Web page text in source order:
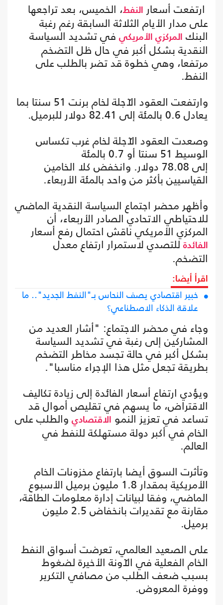
ارتفعت أسعار النفط، الخميس، بعد تراجعها
على مدار الأيام الثلاثة السابقة رغم رغبة
البنك المركزي الأمريكي في تشديد السياسة
النقدية بشكل أكبر في حال ظل التضخم
مرتفعا، وهي خطوة قد تضر بالطلب على
النفط.
وارتفعت العقود الآجلة لخام برنت 51 سنتا بما
يعادل 0.6 بالمئة إلى 82.41 دولار للبرميل.
وصعدت العقود الآجلة لخام غرب تكساس
الوسيط 51 سنتا أو 0.7 بالمئة
إلى 78.08 دولار. وانخفض كلا الخامين
القياسيين بأكثر من واحد بالمئة الأربعاء.
وأظهر محضر اجتماع السياسة النقدية الماضي
للاحتياطي الاتحادي الصادر الأربعاء، أن
المركزي الأمريكي ناقش احتمال رفع أسعار
الفائدةللتصدي لاستمرار ارتفاع معدل
التضخم.
اقرأ أيضا:
خبير اقتصادي يصف النحاس بـ"النفط الجديد".. ما
علاقة الذكاء الاصطناعي؟
وجاء في محضر الاجتماع: "أشار العديد من
المشاركين إلى رغبة في تشديد السياسة
بشكل أكبر في حالة تجسد مخاطر التضخم
بطريقة تجعل مثل هذا الإجراء مناسبا".
ويؤدي ارتفاع أسعار الفائدة إلى زيادة تكاليف
الاقتراض، ما يسهم في تقليص أموال قد
تساعد في تعزيز النمو الاقتصادي والطلب على
الخام في أكبر دولة مستهلكة للنفط في
العالم.
وتأثرت السوق أيضا بارتفاع مخزونات الخام
الأمريكية بمقدار 1.8 مليون برميل الأسبوع
الماضي، وفقا لبيانات إدارة معلومات الطاقة،
مقارنة مع تقديرات بانخفاض 2.5 مليون
برميل.
على الصعيد العالمي، تعرضت أسواق النفط
الخام الفعلية في الآونة الأخيرة لضغوط
بسبب ضعف الطلب من مصافي التكرير
ووفرة المعروض.